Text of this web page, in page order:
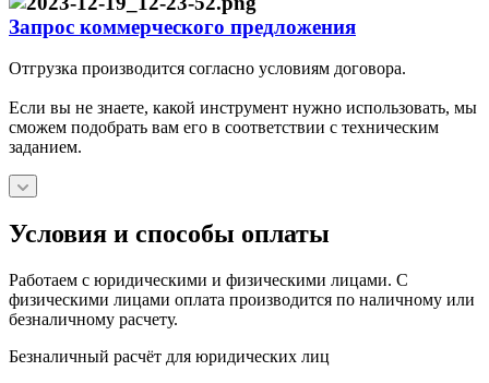
Запрос коммерческого предложения
Отгрузка производится согласно условиям договора.
Если вы не знаете, какой инструмент нужно использовать, мы
сможем подобрать вам его в соответствии с техническим
заданием.
Условия и способы оплаты
Работаем с юридическими и физическими лицами. С
физическими лицами оплата производится по наличному или
безналичному расчету.
Безналичный расчёт для юридических лиц